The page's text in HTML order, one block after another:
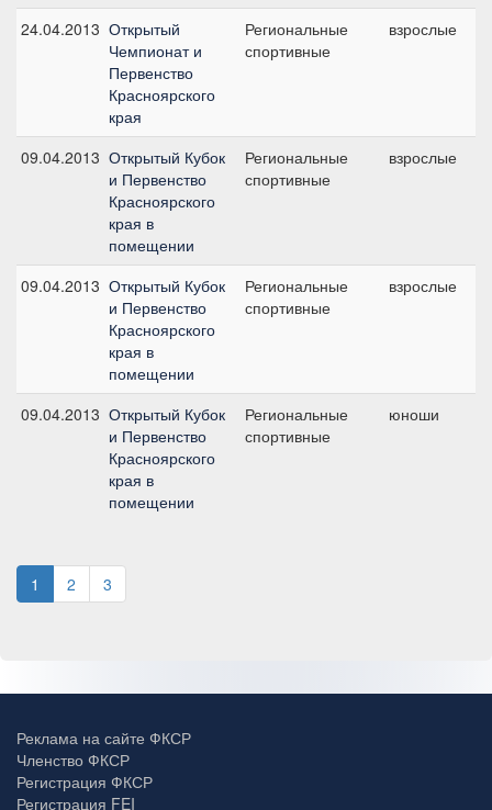
24.04.2013 Открытый
Чемпионат и
Первенство
Красноярского
края
Региональные
спортивные
взрослые
09.04.2013 Открытый Кубок
и Первенство
Красноярского
края в
помещении
Региональные
спортивные
взрослые
09.04.2013 Открытый Кубок
и Первенство
Красноярского
края в
помещении
Региональные
спортивные
взрослые
09.04.2013 Открытый Кубок
и Первенство
Красноярского
края в
помещении
Региональные
спортивные
юноши
1 2 3
Реклама на сайте ФКСР
Членство ФКСР
Регистрация ФКСР
Регистрация FEI